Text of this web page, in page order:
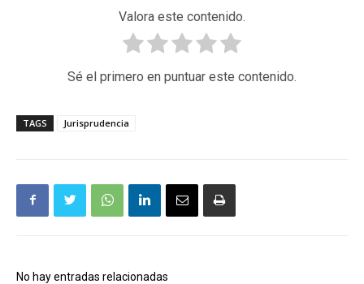
Valora este contenido.
Sé el primero en puntuar este contenido.
TAGS Jurisprudencia
No hay entradas relacionadas